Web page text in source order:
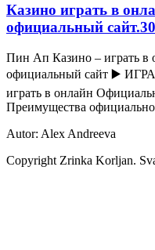
Казино играть в
официальный
Пин Ап Казино – играть в
официальный сайт ▶️
играть в онлайн
Преимущества
Autor: Alex Andreeva
Copyright Zrinka Korljan.